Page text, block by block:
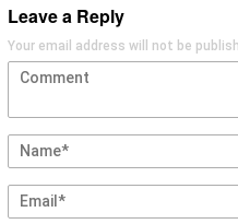
Leave a Reply
Your email address will not be